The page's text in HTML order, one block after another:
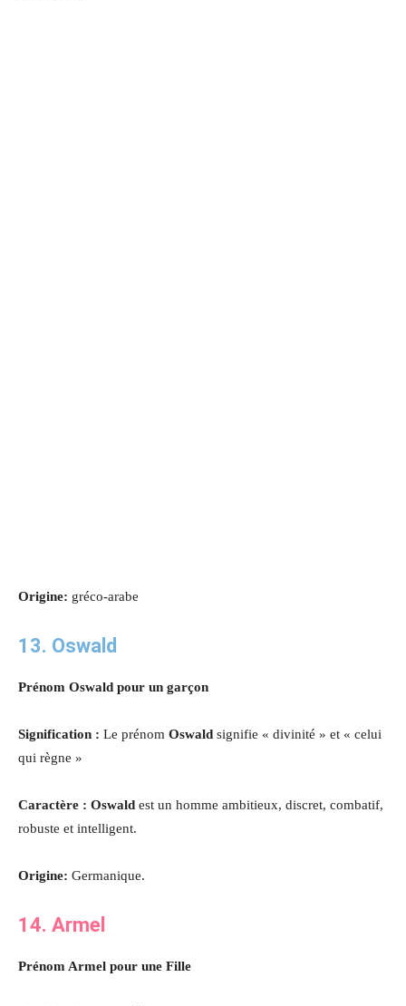
Origine: gréco-arabe
13. Oswald
Prénom Oswald pour un garçon
Signification : Le prénom Oswald signifie « divinité » et « celui
qui règne »
Caractère : Oswald est un homme ambitieux, discret, combatif,
robuste et intelligent.
Origine: Germanique.
14. Armel
Prénom Armel pour une Fille